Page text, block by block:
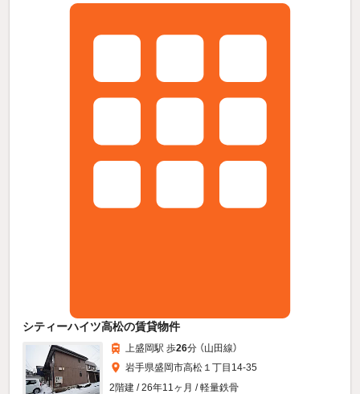
シティーハイツ高松の賃貸物件
上盛岡駅 歩26分 （山田線）
岩手県盛岡市高松１丁目14-35
2階建 / 26年11ヶ月 / 軽量鉄骨